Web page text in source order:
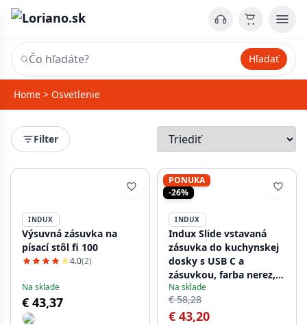
Hľadať
Home > Osvetlenie
Filter
INDUX
Výsuvná zásuvka na
písací stôl fi 100
4.0(2)
Na sklade
€ 43,37
PONUKA
-26%
INDUX
Indux Slide vstavaná
zásuvka do kuchynskej
dosky s USB C a
zásuvkou, farba nerez,
1208957391
Na sklade
€ 58,28
€ 43,20